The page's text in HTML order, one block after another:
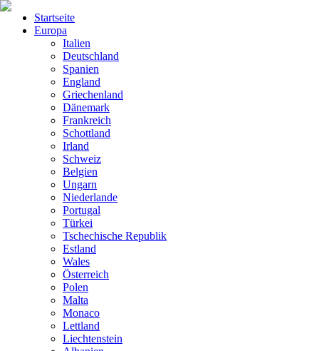
Startseite
Europa
Italien
Deutschland
Spanien
England
Griechenland
Dänemark
Frankreich
Schottland
Irland
Schweiz
Belgien
Ungarn
Niederlande
Portugal
Türkei
Tschechische Republik
Estland
Wales
Österreich
Polen
Malta
Monaco
Lettland
Liechtenstein